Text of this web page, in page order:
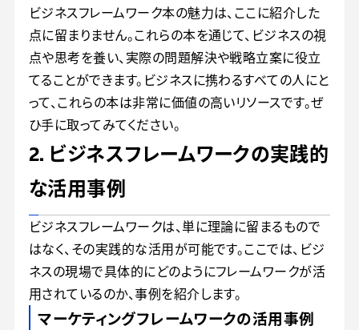
ビジネスフレームワーク本の魅力は、ここに紹介した
点に留まりません。これらの本を通じて、ビジネスの視
点や思考を養い、実際の問題解決や戦略立案に役立
てることができます。ビジネスに携わるすべての人にと
って、これらの本は非常に価値の高いリソースです。ぜ
ひ手に取ってみてください。
2. ビジネスフレームワークの実践的
な活用事例
ビジネスフレームワークは、単に理論に留まるもので
はなく、その実践的な活用が可能です。ここでは、ビジ
ネスの現場で具体的にどのようにフレームワークが活
用されているのか、事例を紹介します。
マーケティングフレームワークの活用事例